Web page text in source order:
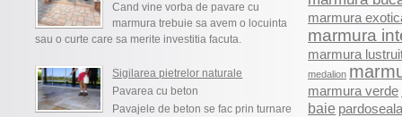
Cand vine vorba de pavare cu
marmura trebuie sa avem o locuinta
sau o curte care sa merite investitia facuta.
Sigilarea pietrelor naturale
Pavarea cu beton
Pavajele de beton se fac prin turnare
marmura
marmura
marmura
medalion
marmura verde
baie